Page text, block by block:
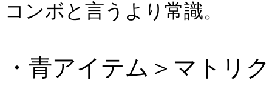
コンボと言うより常識。
・青アイテム＞マトリ